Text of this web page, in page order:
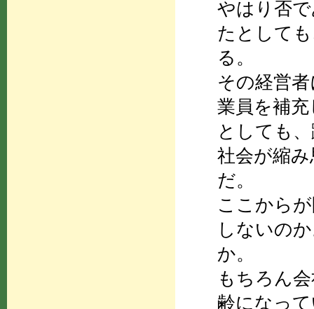
やはり否
たとして
る。
その経営
業員を補
としても
社会が縮
だ。
ここから
しないの
か。
もちろん
齢になっ